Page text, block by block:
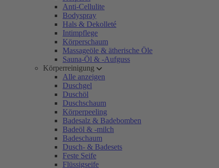
Anti-Cellulite
Bodyspray
Hals & Dekolleté
Intimpflege
Körperschaum
Massageöle & ätherische Öle
Sauna-Öl & -Aufguss
Körperreinigung
Alle anzeigen
Duschgel
Duschöl
Duschschaum
Körperpeeling
Badesalz & Badebomben
Badeöl & -milch
Badeschaum
Dusch- & Badesets
Feste Seife
Flüssigseife